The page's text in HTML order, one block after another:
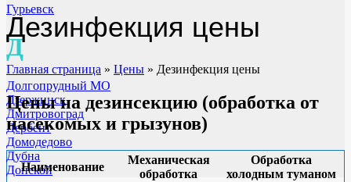
Гурьевск
Д
Долгопрудный МО
Дзержинск
Дмитровоград
Дербент
Домодедово
Дубна
Донской
Дезинфекция цены
Главная страница » Цены » Дезинфекция цены
Цены на дезинсекцию (обработка от
насекомых и грызунов)
Наименование
Механическая
обработка
Обработка
холодным туманом